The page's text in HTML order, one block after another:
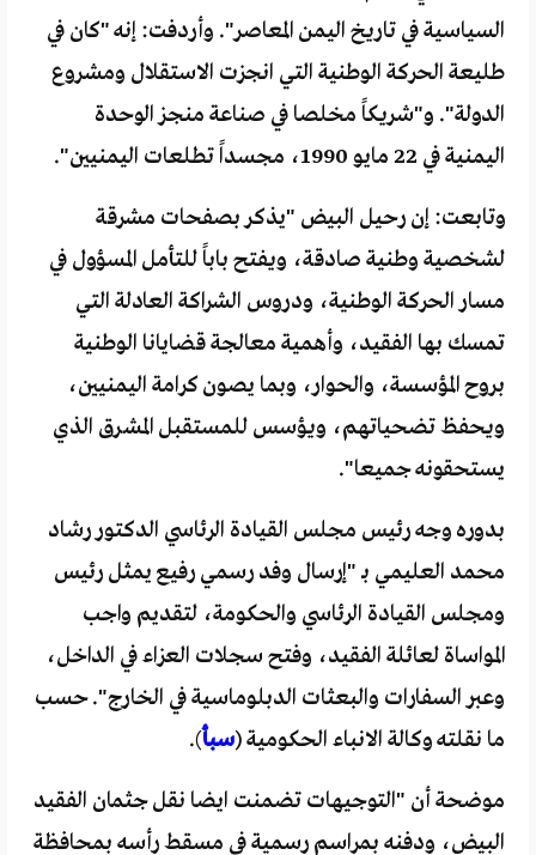
السياسية في تاريخ اليمن المعاصر". وأردفت: إنه "كان في
طليعة الحركة الوطنية التي انجزت الاستقلال ومشروع
الدولة". و"شريكاً مخلصا في صناعة منجز الوحدة
اليمنية في 22 مايو 1990، مجسداً تطلعات اليمنيين".
وتابعت: إن رحيل البيض "يذكر بصفحات مشرقة
لشخصية وطنية صادقة، ويفتح باباً للتأمل المسؤول في
مسار الحركة الوطنية، ودروس الشراكة العادلة التي
تمسك بها الفقيد، وأهمية معالجة قضايانا الوطنية
بروح المؤسسة، والحوار، وبما يصون كرامة اليمنيين،
ويحفظ تضحياتهم، ويؤسس للمستقبل المشرق الذي
يستحقونه جميعا".
بدوره وجه رئيس مجلس القيادة الرئاسي الدكتور رشاد
محمد العليمي بـ "إرسال وفد رسمي رفيع يمثل رئيس
ومجلس القيادة الرئاسي والحكومة، لتقديم واجب
المواساة لعائلة الفقيد، وفتح سجلات العزاء في الداخل،
وعبر السفارات والبعثات الدبلوماسية في الخارج". حسب
ما نقلته وكالة الانباء الحكومية (سبأ).
موضحة أن "التوجيهات تضمنت ايضا نقل جثمان الفقيد
البيض، ودفنه بمراسم رسمية في مسقط رأسه بمحافظة